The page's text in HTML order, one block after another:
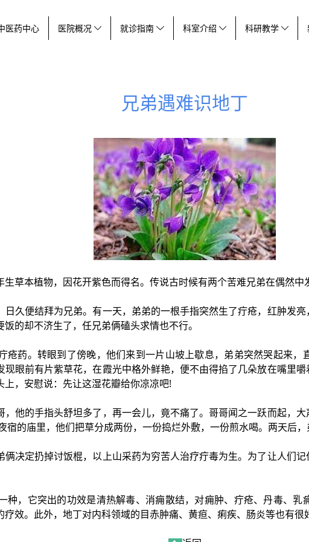
医药中心 医院概况 就诊指南 科室介绍 科研教学
兄弟遇难识地丁
草本植物，因花开紫色而得名。传说古时候有两个苦难兄弟在偶然中
久便结拜为兄弟。有一天，弟弟的一根手指突然生了疔疮，红肿发
的却不济生了，任兄弟俩磕头求情也不行。
疮药。转眼到了傍晚，他们来到一片山坡上歇息，弟弟突然哭起来
眼前有片紫草花，在霞光中格外鲜艳，便不由得掐了几朵放在嘴里
，安慰说：先让这湿花瓣给你凉凉吧!
他的手指头舒坦多了，再一会儿，竟不痛了。哥哥闻之一跃而起，
的庙里，他们把草分成两份，一份捣烂外敷，一份煎水喝。两天后，
决定扔掉讨饭棍，以上山采药为穷苦人治疗疔毒为生。为了让人们
种，它突出的功效是清热解毒、消痈散结，对痈肿、疔疮、丹毒、
效。此外，地丁对内科领域的目赤肿痛、黄疸、痢疾、肠炎等也有很